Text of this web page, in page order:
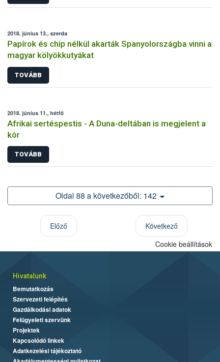
2018. június 13., szerda
Papírok és chip nélkül akarták Spanyolországba vinni a
magyar kölyökkutyákat
TOVÁBB
2018. június 11., hétfő
Afrikai sertéspestis - A Duna-deltában is megjelent a
kór
TOVÁBB
Oldal 88 a következőből: 142
Előző
Következő
Cookie beállítások
Hivatalunk
Bemutatkozás
Szervezeti felépítés
Gazdálkodási adatok
Felügyeleti szervünk
Projektek
Kapcsolódó linkek
Adatkezelési tájékoztató